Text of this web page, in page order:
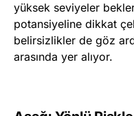
yüksek seviyeler
potansiyeline dikkat
belirsizlikler de göz
arasında yer alıyor.